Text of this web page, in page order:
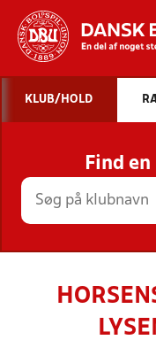
STILLINGER,
KLUB/HOLD
Find